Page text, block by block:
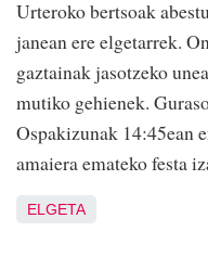
Urteroko bertsoak
janean ere elgetarrek.
gaztainak jasotzeko
mutiko gehienek.
Ospakizunak 14:45ean
amaiera emateko festa
ELGETA